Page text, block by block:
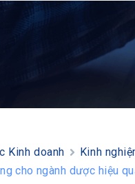
Kinh doanh
Kinh
cho ngành dược hiệu